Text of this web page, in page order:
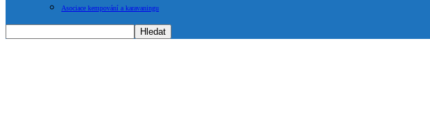
Asociace kempování a karavaningu